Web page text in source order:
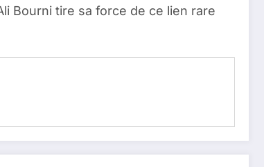
Bourni tire sa force de ce lien rare